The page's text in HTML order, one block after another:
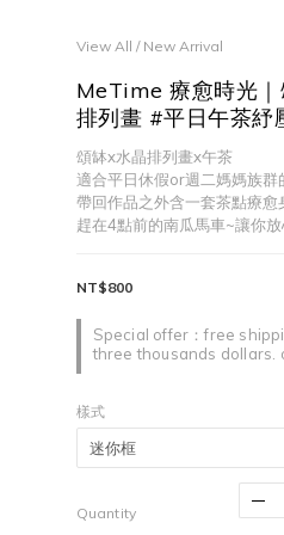
View All / New Arrival
MeTime 療愈時光
排列畫 #平日午茶紓
頌缽x水晶排列畫x午茶
適合平日休假or週二媽媽族群
帶回作品之外含一套茶點療愈
趕在4點前的南瓜馬車~讓你
Special offer：free
three thousands dollars.
NT$800
樣式
Quantity